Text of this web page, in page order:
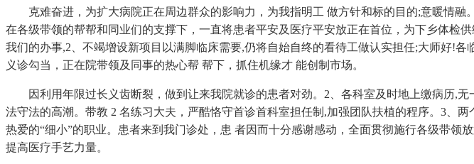
克难奋进，为扩大病院正在周边群众的影响力，为我指明工 做方针和标的目的;意暖情融
在各级带领的帮帮和同业们的支撑下，一直将患者平安及医疗平安放正在首位，为下乡体检
我们的办事,2、不竭增设新项目以满脚临床需要,仍将自始自终的看待工做认实担任;大师好!
义诊勾当，正在院带领及同事的热心帮 帮下，抓住机缘才 能创制市场。
因利用年限过长义齿断裂，做到让来我院就诊的患者对劲。2、各科室及时地上缴病历,无
法守法的高潮。带教 2 名练习大夫，严酷恪守首诊首科室担任制,加强团队扶植的程序。3、
热爱的“细小”的职业。患者来到我门诊处，患 者因而十分感谢感动，全面贯彻施行各级带
提高医疗手艺力量。